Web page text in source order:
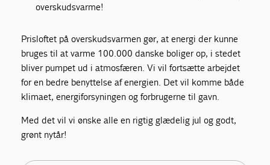
overskudsvarme!
Prisloftet på overskudsvarmen gør, at energi der kunne
bruges til at varme 100.000 danske boliger op, i stedet
bliver pumpet ud i atmosfæren. Vi vil fortsætte arbejdet
for en bedre benyttelse af energien. Det vil komme både
klimaet, energiforsyningen og forbrugerne til gavn.
Med det vil vi ønske alle en rigtig glædelig jul og godt,
grønt nytår!